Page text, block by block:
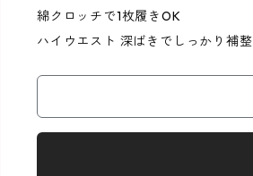
綿クロッチで1枚履きOK
ハイウエスト 深ばきでしっかり補整